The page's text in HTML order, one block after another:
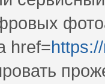
href=